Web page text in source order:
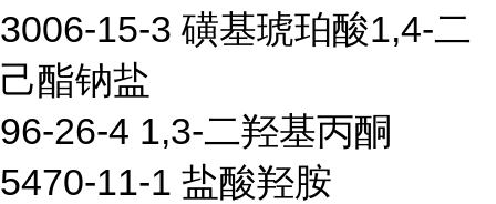
3006-15-3 磺基琥珀酸1,4-二
己酯钠盐
96-26-4 1,3-二羟基丙酮
5470-11-1 盐酸羟胺